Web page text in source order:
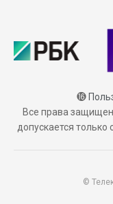
⓰
Все права
допускается только
©